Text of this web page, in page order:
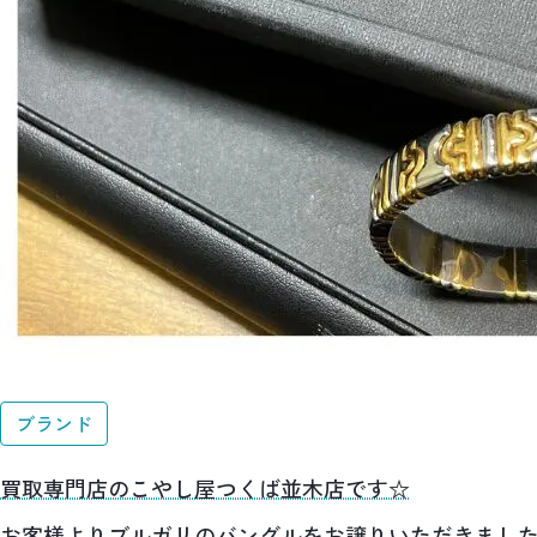
ブランド
買取専門店のこやし屋つくば並木店です☆